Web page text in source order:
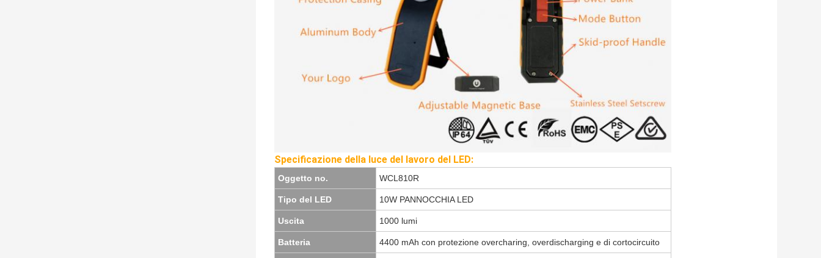
Specificazione della luce del lavoro del LED:
Oggetto no. WCL810R
Tipo del LED 10W PANNOCCHIA LED
Uscita 1000 lumi
Batteria 4400 mAh con protezione overcharing, overdischarging e di cortocircuito